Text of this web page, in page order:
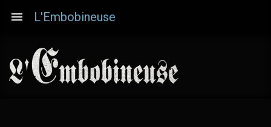
principal
L'Embobineuse